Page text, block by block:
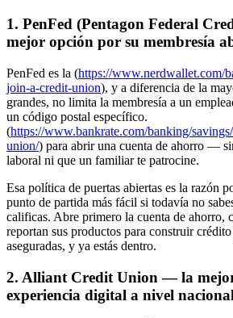
1. PenFed (Pentagon Federal
mejor opción por su membresía
PenFed es la (https://www.nerdwallet.com/
join-a-credit-union), y a diferencia de la
grandes, no limita la membresía a un
un código postal específico.
(https://www.bankrate.com/banking/
union/) para abrir una cuenta de ahorro —
laboral ni que un familiar te patrocine.
Esa política de puertas abiertas es la razón
punto de partida más fácil si todavía no
calificas. Abre primero la cuenta de ahorro,
reportan sus productos para construir
aseguradas, y ya estás dentro.
2. Alliant Credit Union — la
experiencia digital a nivel nacional